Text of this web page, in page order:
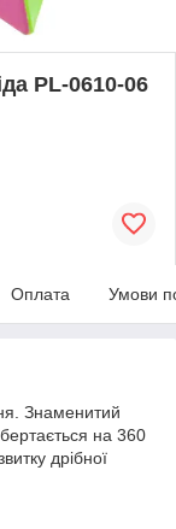
PL-0610-06
Оплата Умови
Знаменитий
на 360
дрібної